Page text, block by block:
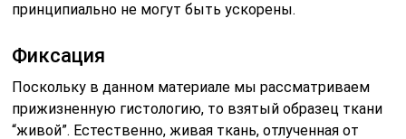
принципиально не могут быть ускорены.
Фиксация
Поскольку в данном материале мы рассматриваем
прижизненную гистологию, то взятый образец ткани
“живой”. Естественно, живая ткань, отлученная от